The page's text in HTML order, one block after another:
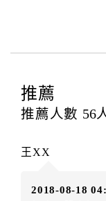
四、訂單異動
訂房者應於 入住
提出申辦不得異
辦理取消退款。
房者應補足差額
推薦
推薦人數 56
王XX
2018-08-18